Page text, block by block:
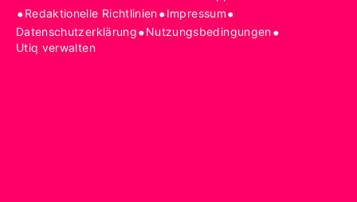
•Redaktionelle Richtlinien•Impressum•
Datenschutzerklärung•Nutzungsbedingungen•
Utiq verwalten